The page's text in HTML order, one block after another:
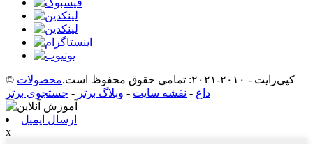
© کپی‌رایت - ۲۰۱۰-۲۰۲۱: تمامی حقوق محفوظ است.
محصولات
داغ - نقشه سایت - وبلاگ برتر - جستجوی برتر
ارسال ایمیل
x